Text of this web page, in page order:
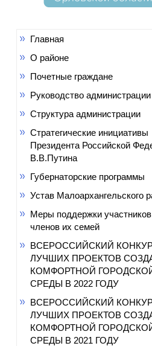
Главная
О районе
Почетные граждане
Руководство администрации
Структура администрации
Стратегические инициативы
Президента Российской
В.В.Путина
Губернаторские программы
Устав Малоархангельского
Меры поддержки
членов их семей
ВСЕРОССИЙСКИЙ
ЛУЧШИХ ПРОЕКТОВ
КОМФОРТНОЙ
СРЕДЫ В 2022 ГОДУ
ВСЕРОССИЙСКИЙ
ЛУЧШИХ ПРОЕКТОВ
КОМФОРТНОЙ
СРЕДЫ В 2021 ГОДУ